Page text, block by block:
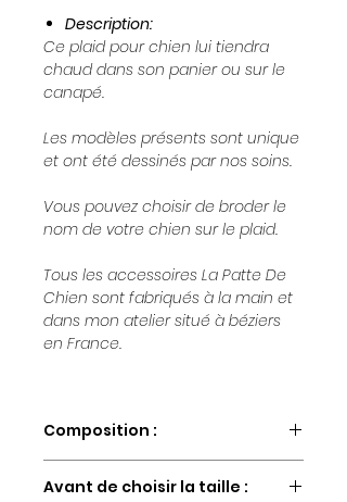
Description:
Ce plaid pour chien lui tiendra
chaud dans son panier ou sur le
canapé.
Les modèles présents sont unique
et ont été dessinés par nos soins.
Vous pouvez choisir de broder le
nom de votre chien sur le plaid.
Tous les accessoires La Patte De
Chien sont fabriqués à la main et
dans mon atelier situé à béziers
en France.
Composition :
Fil en polyester
Avant de choisir la taille :